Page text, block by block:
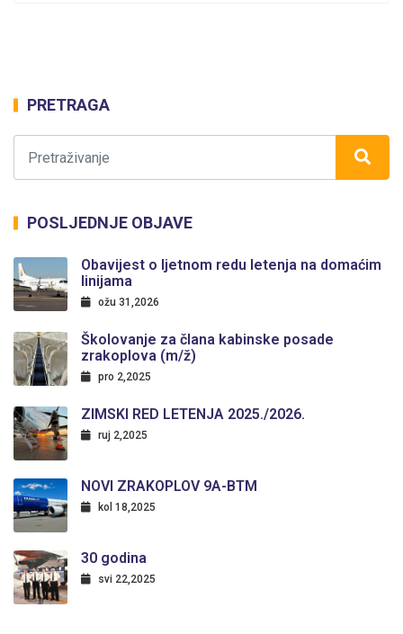
PRETRAGA
POSLJEDNJE OBJAVE
Obavijest o ljetnom redu letenja na domaćim
linijama
ožu 31,2026
Školovanje za člana kabinske posade
zrakoplova (m/ž)
pro 2,2025
ZIMSKI RED LETENJA 2025./2026.
ruj 2,2025
NOVI ZRAKOPLOV 9A-BTM
kol 18,2025
30 godina
svi 22,2025